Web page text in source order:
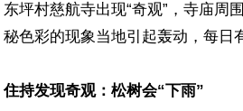
东坪村慈航寺出现“奇观”，寺庙周
秘色彩的现象当地引起轰动，每日
住持发现奇观：松树会“下雨”